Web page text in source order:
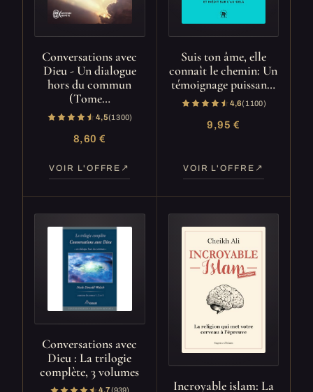
Conversations avec
Dieu - Un dialogue
hors du commun
(Tome…
4,5(1 300)
8,60 €
VOIR L'OFFRE
Suis ton âme, elle
connaît le chemin: Un
témoignage puissan…
4,6(1 100)
9,95 €
VOIR L'OFFRE
Conversations avec
Dieu : La trilogie
complète, 3 volumes
4,7(939) Incroyable islam: La